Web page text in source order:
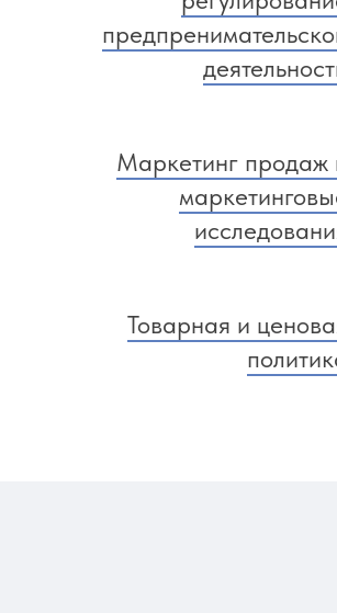
Маркетинг продаж
Товарная и